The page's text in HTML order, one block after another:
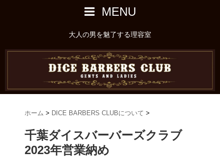
MENU
大人の男を魅了する理容室
ホーム > DICE BARBERS CLUBについて >
千葉ダイスバーバーズクラブ
2023年営業納め